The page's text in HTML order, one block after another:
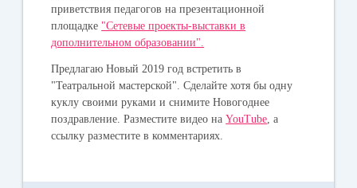
приветствия педагогов на презентационной
площадке "Сетевые проекты-выставки в
дополнительном образовании".
Предлагаю Новый 2019 год встретить в
"Театральной мастерской". Сделайте хотя бы одну
куклу своими руками и снимите Новогоднее
поздравление. Разместите видео наYouTube , а
ссылку разместите в комментариях.